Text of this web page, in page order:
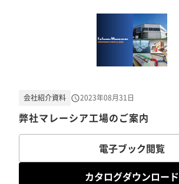
弊社マレーシア工場のご案内
会社紹介資料 2023年08月31日
電子ブック閲覧
カタログダウンロード